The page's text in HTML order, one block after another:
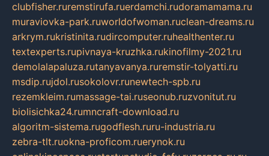
clubfisher.ruremstirufa.ruerdamchi.rudoramamama.ru
muraviovka-park.ruworldofwoman.ruclean-dreams.ru
arkrym.rukristinita.rudircomputer.ruhealthenter.ru
textexperts.rupivnaya-kruzhka.rukinofilmy-2021.ru
demolalapaluza.rutanyavanya.ruremstir-tolyatti.ru
msdip.rujdol.rusokolovr.runewtech-spb.ru
rezemkleim.rumassage-tai.ruseonub.ruzvonitut.ru
biolisichka24.rumncraft-download.ru
algoritm-sistema.rugodflesh.ruru-industria.ru
zebra-tlt.ruokna-proficom.ruerynok.ru